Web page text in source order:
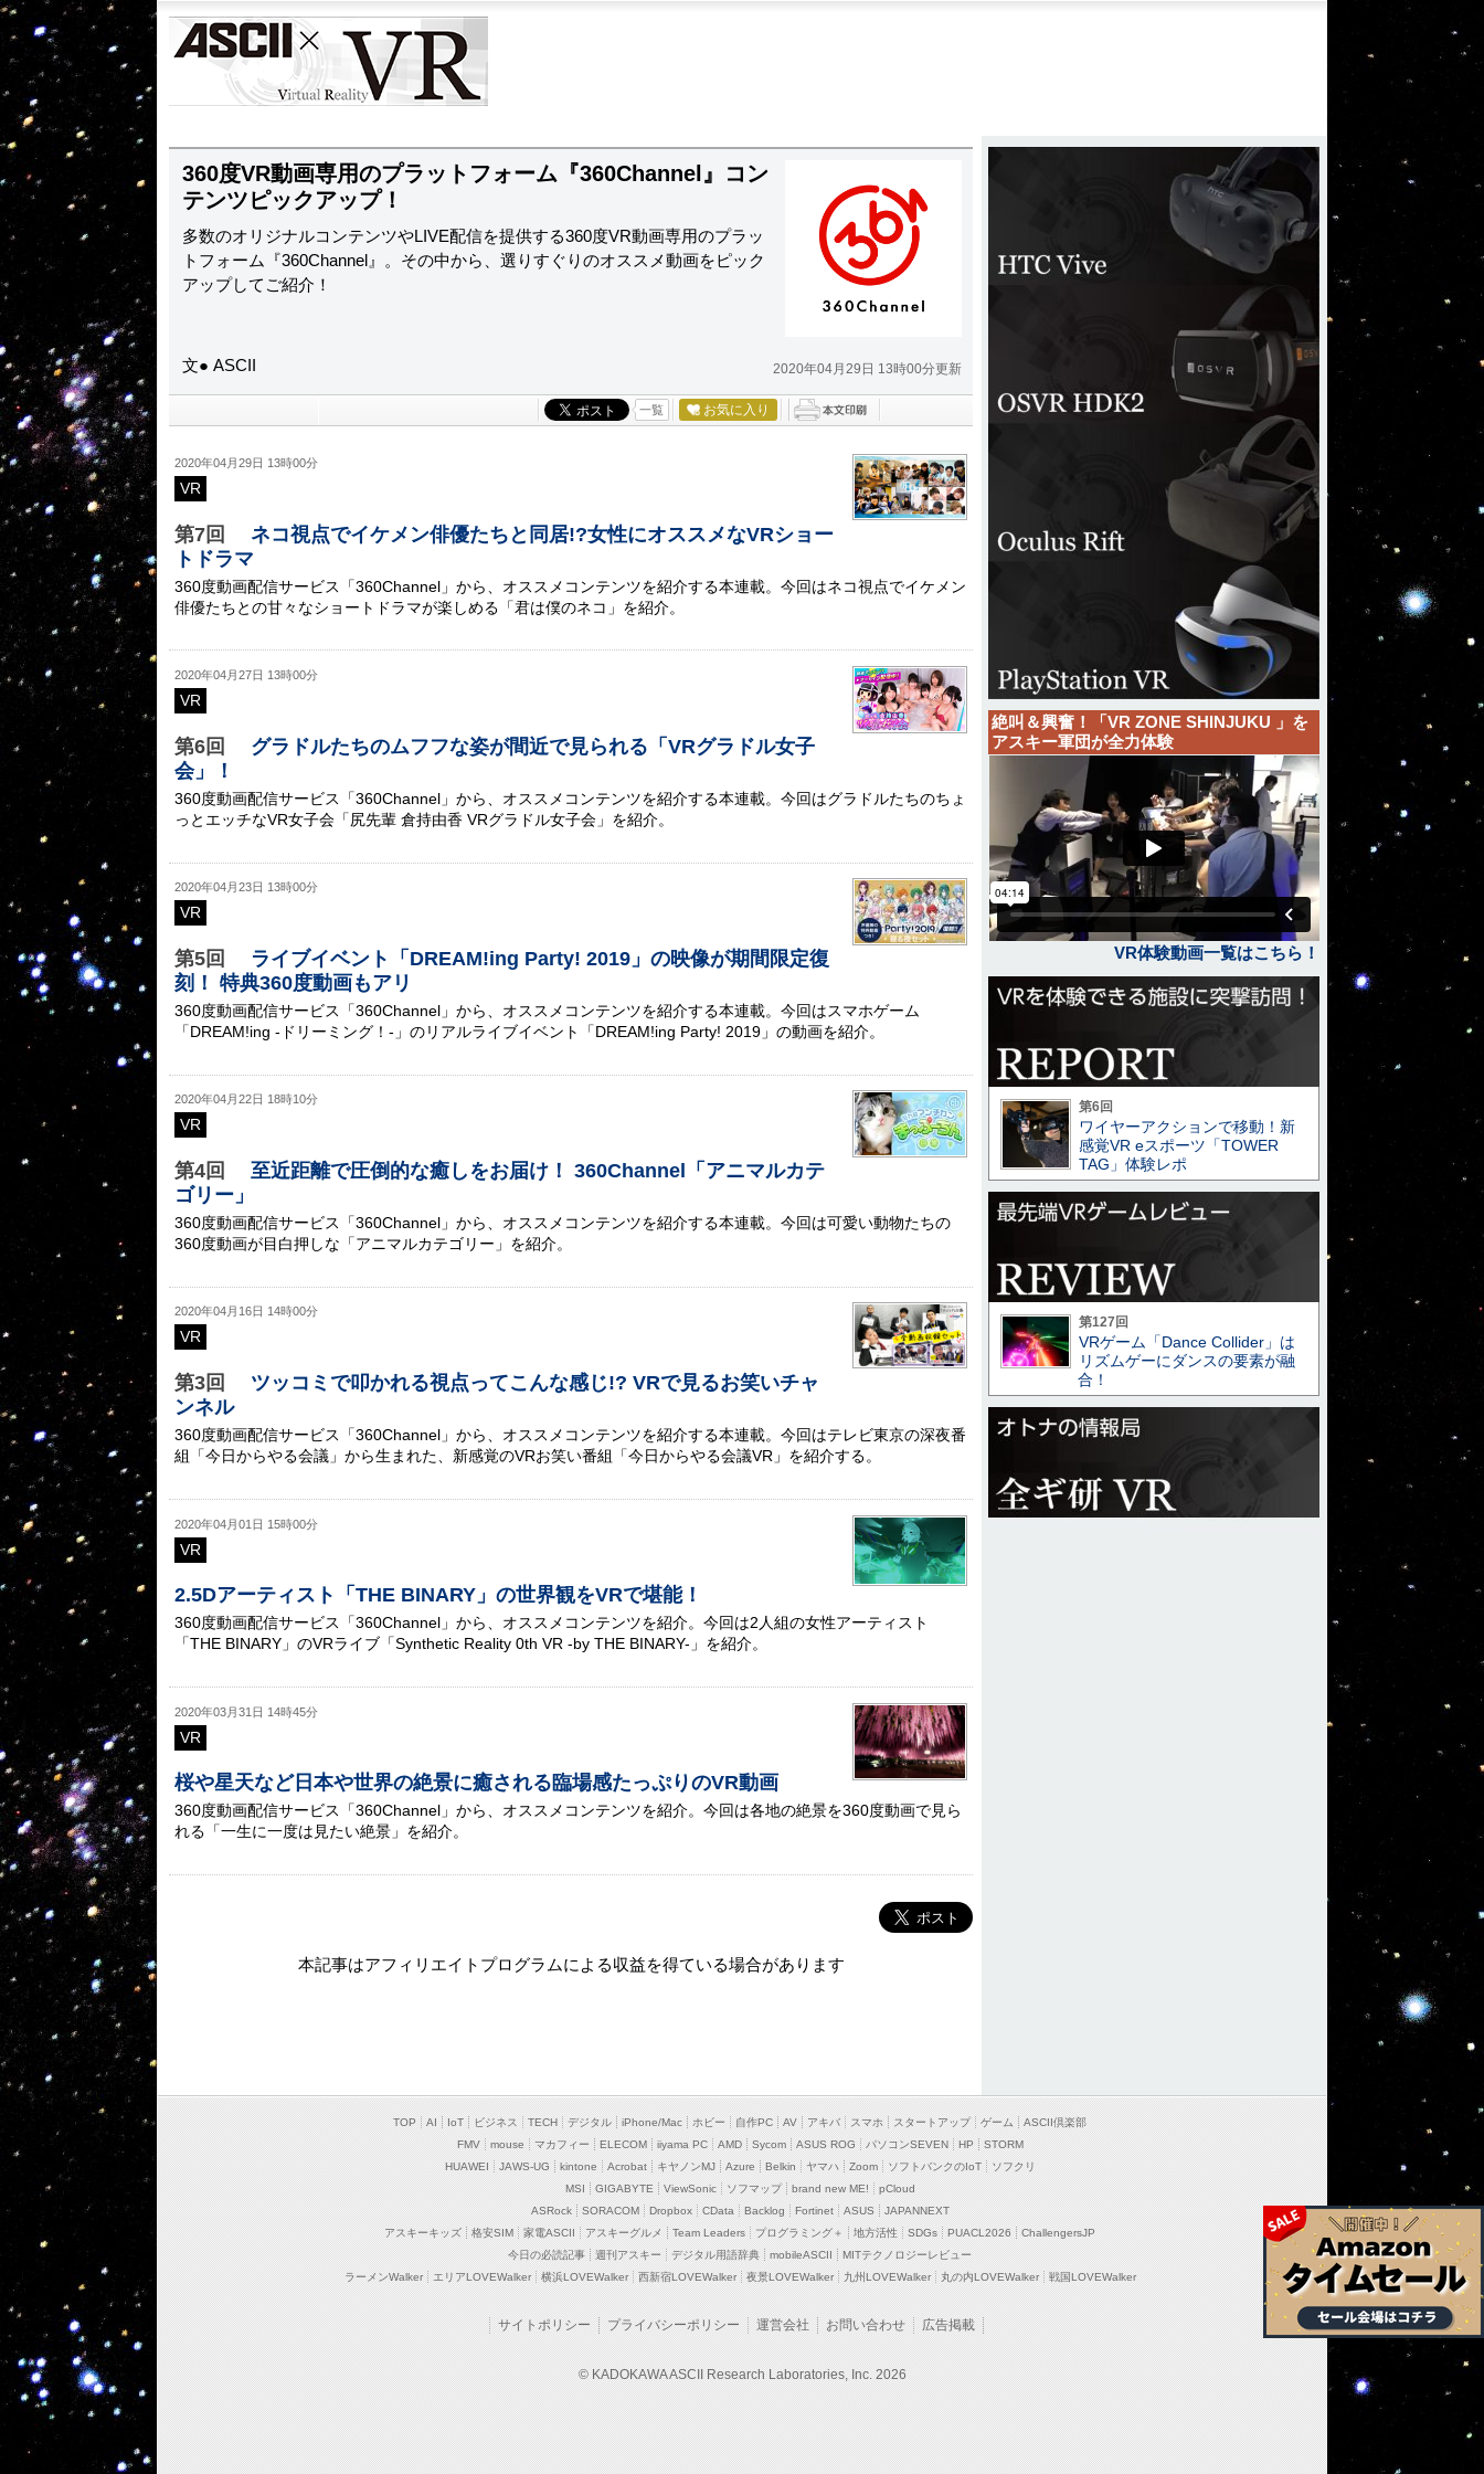
360度VR動画専用のプラットフォーム『360Channel』コン
テンツピックアップ！
多数のオリジナルコンテンツやLIVE配信を提供する360度VR動画専用のプラッ
トフォーム『360Channel』。その中から、選りすぐりのオススメ動画をピック
アップしてご紹介！
2020年04月29日 13時00分更新
文● ASCII
一覧 お気に入り
2020年04月29日 13時00分
VR
第7回
ネコ視点でイケメン俳優たちと同居!?女性にオススメなVRショー
トドラマ
360度動画配信サービス「360Channel」から、オススメコンテンツを紹介する本連載。今回はネコ視点でイケメン
俳優たちとの甘々なショートドラマが楽しめる「君は僕のネコ」を紹介。
2020年04月27日 13時00分
VR
第6回
グラドルたちのムフフな姿が間近で見られる「VRグラドル女子
会」！
360度動画配信サービス「360Channel」から、オススメコンテンツを紹介する本連載。今回はグラドルたちのちょ
っとエッチなVR女子会「尻先輩 倉持由香 VRグラドル女子会」を紹介。
2020年04月23日 13時00分
VR
第5回
ライブイベント「DREAM!ing Party! 2019」の映像が期間限定復
刻！ 特典360度動画もアリ
360度動画配信サービス「360Channel」から、オススメコンテンツを紹介する本連載。今回はスマホゲーム
「DREAM!ing -ドリーミング！-」のリアルライブイベント「DREAM!ing Party! 2019」の動画を紹介。
2020年04月22日 18時10分
VR
第4回
至近距離で圧倒的な癒しをお届け！ 360Channel「アニマルカテ
ゴリー」
360度動画配信サービス「360Channel」から、オススメコンテンツを紹介する本連載。今回は可愛い動物たちの
360度動画が目白押しな「アニマルカテゴリー」を紹介。
2020年04月16日 14時00分
VR
第3回
ツッコミで叩かれる視点ってこんな感じ!? VRで見るお笑いチャ
ンネル
360度動画配信サービス「360Channel」から、オススメコンテンツを紹介する本連載。今回はテレビ東京の深夜番
組「今日からやる会議」から生まれた、新感覚のVRお笑い番組「今日からやる会議VR」を紹介する。
2020年04月01日 15時00分
VR
2.5Dアーティスト「THE BINARY」の世界観をVRで堪能！
360度動画配信サービス「360Channel」から、オススメコンテンツを紹介。今回は2人組の女性アーティスト
「THE BINARY」のVRライブ「Synthetic Reality 0th VR -by THE BINARY-」を紹介。
2020年03月31日 14時45分
VR
桜や星天など日本や世界の絶景に癒される臨場感たっぷりのVR動画
360度動画配信サービス「360Channel」から、オススメコンテンツを紹介。今回は各地の絶景を360度動画で見ら
れる「一生に一度は見たい絶景」を紹介。
本記事はアフィリエイトプログラムによる収益を得ている場合があります
絶叫＆興奮！「VR ZONE SHINJUKU 」を
アスキー軍団が全力体験
VR体験動画一覧はこちら！
第6回
ワイヤーアクションで移動！新
感覚VR eスポーツ「TOWER
TAG」体験レポ
第127回
VRゲーム「Dance Collider」は
リズムゲーにダンスの要素が融
合！
TOP AI IoT ビジネス TECH デジタル iPhone/Mac ホビー 自作PC AV アキバ スマホ スタートアップ ゲーム
ASCII倶楽部
FMV
mouse マカフィー ELECOM iiyama PC AMD Sycom ASUS ROG パソコンSEVEN HP
STORM
HUAWEI
JAWS-UG kintone Acrobat キヤノンMJ Azure Belkin ヤマハ Zoom ソフトバンクのIoT
ソフクリ
MSI
GIGABYTE ViewSonic ソフマップ brand new ME!
pCloud
ASRock
SORACOM Dropbox CData Backlog Fortinet ASUS
JAPANNEXT
アスキーキッズ
格安SIM 家電ASCII アスキーグルメ Team Leaders プログラミング＋ 地方活性 SDGs PUACL2026
ChallengersJP
今日の必読記事
週刊アスキー デジタル用語辞典 mobileASCII
MITテクノロジーレビュー
ラーメンWalker
エリアLOVEWalker 横浜LOVEWalker 西新宿LOVEWalker 夜景LOVEWalker 九州LOVEWalker 丸の内LOVEWalker 戦国LOVEWalker
サイトポリシー プライバシーポリシー 運営会社 お問い合わせ 広告掲載
© KADOKAWA ASCII Research Laboratories, Inc. 2026